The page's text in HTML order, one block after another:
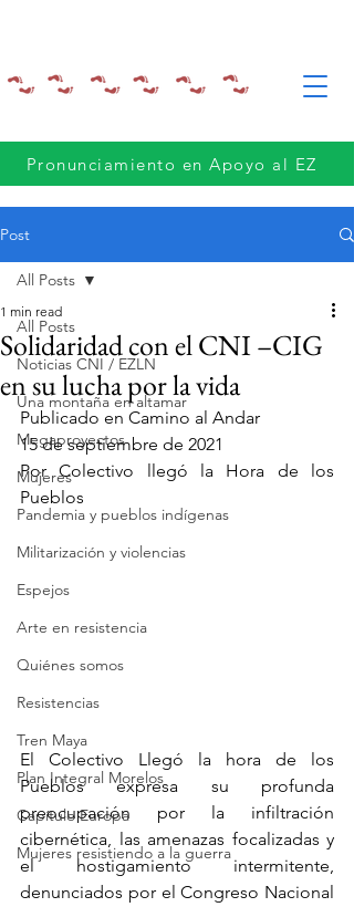
Pronunciamiento en Apoyo al EZ
Post
All Posts
Noticias CNI / EZLN
Una montaña en altamar
Megaproyectos
Mujeres
Pandemia y pueblos indígenas
Militarización y violencias
Espejos
Arte en resistencia
Quiénes somos
Resistencias
Tren Maya
Plan Integral Morelos
Capítulo Europa
Mujeres resistiendo a la guerra
All Posts
Solidaridad con el CNI –CIG
en su lucha por la vida
1 min read
Publicado en Camino al Andar
15 de septiembre de 2021
Por Colectivo llegó la Hora de los
Pueblos
El Colectivo Llegó la hora de los
Pueblos expresa su profunda
preocupación por la infiltración
cibernética, las amenazas focalizadas y
el hostigamiento intermitente,
denunciados por el Congreso Nacional